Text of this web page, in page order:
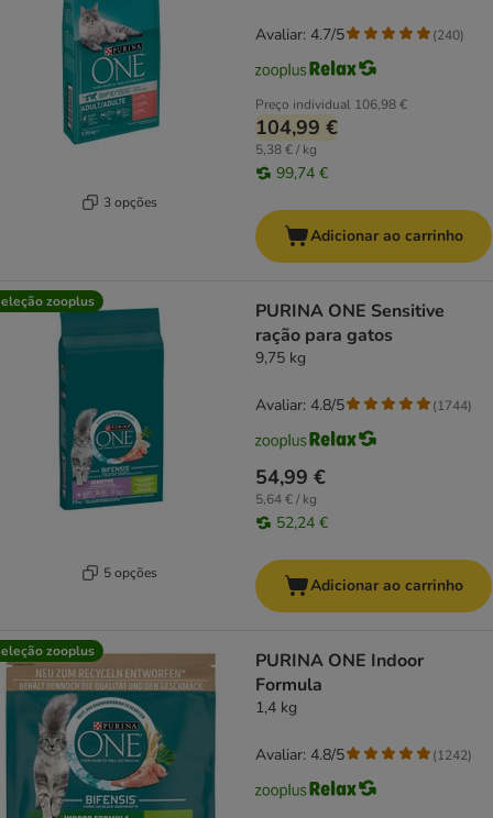
3 opções
Preço individual 106,98 €
104,99 €
5,38 € / kg
99,74 €
Avaliar: 4.7/5 (240)
Adicionar ao carrinho
zooplus
5 opções
PURINA ONE Sensitive
ração para gatos
9,75 kg
54,99 €
5,64 € / kg
52,24 €
Avaliar: 4.8/5 (1744)
Adicionar ao carrinho
zooplus
PURINA ONE Indoor
Formula
1,4 kg
Avaliar: 4.8/5 (1242)